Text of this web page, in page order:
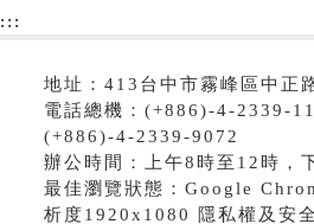
:::
地址：413台中市霧峰區中正
電話總機：(+886)-4-2339-
(+886)-4-2339-9072
辦公時間：上午8時至12時，
最佳瀏覽狀態：Google
析度1920x1080 隱私權及安